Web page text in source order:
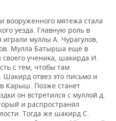
вооруженного мятежа стала
уезда. Главную роль в
играли муллы А. Чурагулов,
Мулла Батырша еще в
своего ученика, шакирда И.
с тем, чтобы там
Шакирд отвез это письмо и
в Карыш. Позже станет
он встретился с муллой д.
и распространял
Тогда же шакирд С.